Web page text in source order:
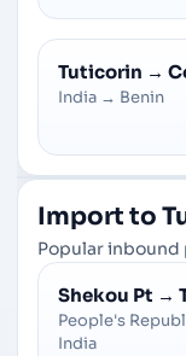
Tuticorin →
India → Benin
Import to
Popular
Shekou Pt →
People's
India